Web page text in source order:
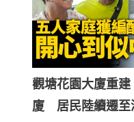
觀塘花園大廈重
廈 居民陸續遷至